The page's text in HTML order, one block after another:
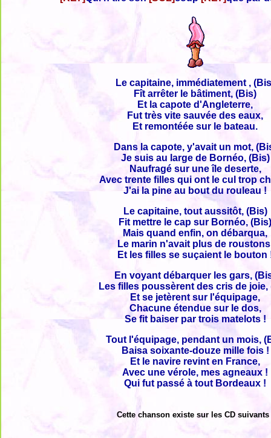
Le capitaine, immédiatement ,
Fît arrêter le bâtiment, (Bis)
Et la capote d'Angleterre,
Fut très vite sauvée des eaux,
Et remontéée sur le bateau.
Dans la capote, y'avait un mot,
Je suis au large de Bornéo, (Bis)
Naufragé sur une île deserte,
Avec trente filles qui ont le cul trop
J'ai la pine au bout du rouleau !
Le capitaine, tout aussitôt, (Bis)
Fit mettre le cap sur Bornéo,
Mais quand enfin, on débarqua,
Le marin n'avait plus de
Et les filles se suçaient le bouton
En voyant débarquer les gars,
Les filles poussèrent des cris de joie,
Et se jetèrent sur l'équipage,
Chacune étendue sur le dos,
Se fit baiser par trois matelots !
Tout l'équipage, pendant un mois,
Baisa soixante-douze mille fois !
Et le navire revint en France,
Avec une vérole, mes agneaux !
Qui fut passé à tout Bordeaux !
Cette chanson existe sur les CD suivants